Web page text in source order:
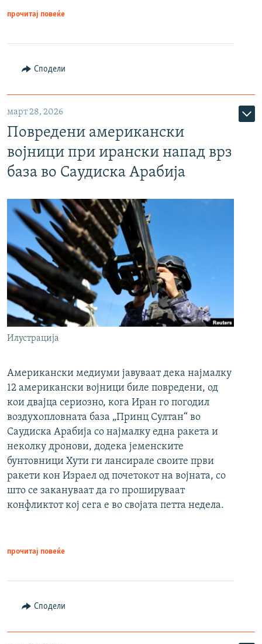
прочитај повеќе
Сподели
март 28, 2026
Повредени американски
војници при ирански напад врз
база во Саудиска Арабија
Илустрација
Американски медиуми јавуваат дека најмалку
12 американски војници биле повредени, од
кои двајца сериозно, кога Иран го погодил
воздухопловната база „Принц Султан“ во
Саудиска Арабија со најмалку една ракета и
неколку дронови, додека јеменските
бунтовници Хути ги лансирале своите први
ракети кон Израел од почетокот на војната, со
што се закануваат да го прошируваат
конфликтот кој сега е во својата петта недела.
прочитај повеќе
Сподели